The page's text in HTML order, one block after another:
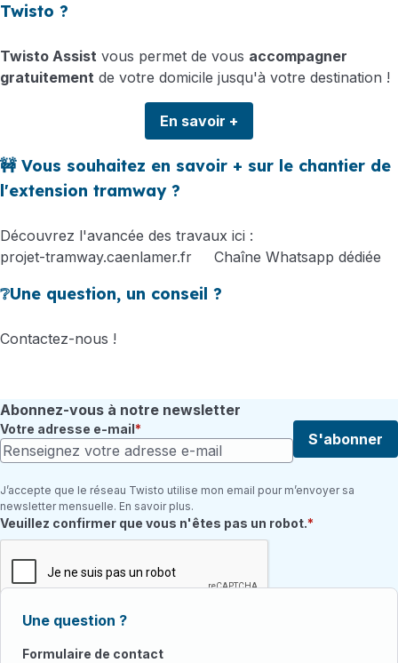
Twisto ?
Twisto Assist vous permet de vous accompagner
gratuitement de votre domicile jusqu'à votre destination !
En savoir +
🚧 Vous souhaitez en savoir + sur le chantier de
l'extension tramway ?
Découvrez l'avancée des travaux ici :
projet-tramway.caenlamer.fr
Chaîne Whatsapp dédiée
❔Une question, un conseil ?
Contactez-nous !
Abonnez-vous à notre newsletter
Votre adresse e-mail
S'abonner
J’accepte que le réseau Twisto utilise mon email pour m’envoyer sa
newsletter mensuelle. En savoir plus.
Champ requis
Veuillez confirmer que vous n'êtes pas un robot.
Une question ?
Formulaire de contact